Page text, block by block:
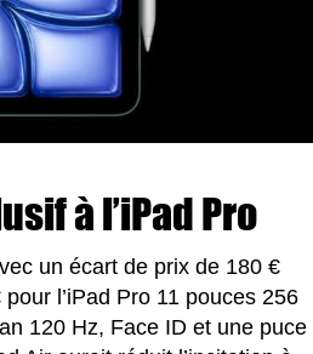
à l’iPad Pro
un écart de prix de 180 €
l’iPad Pro 11 pouces 256
120 Hz, Face ID et une puce